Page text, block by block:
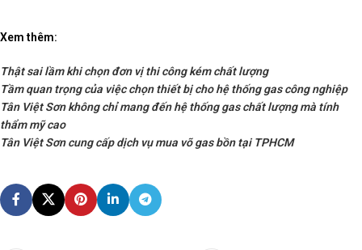
Xem thêm:
Thật sai lầm khi chọn đơn vị thi công kém chất lượng
Tầm quan trọng của việc chọn thiết bị cho hệ thống gas công nghiệp
Tân Việt Sơn không chỉ mang đến hệ thống gas chất lượng mà tính
thẩm mỹ cao
Tân Việt Sơn cung cấp dịch vụ mua võ gas bồn tại TPHCM